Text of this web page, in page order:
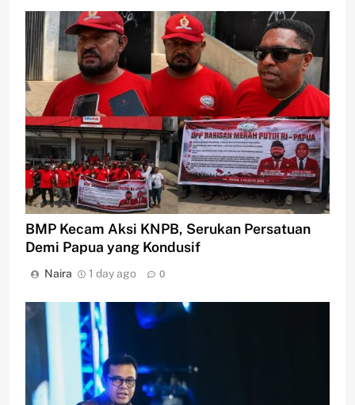
BMP Kecam Aksi KNPB, Serukan Persatuan
Demi Papua yang Kondusif
Naira 1 day ago 0